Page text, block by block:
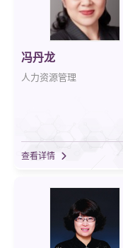
冯丹龙
人力资源管理
查看详情